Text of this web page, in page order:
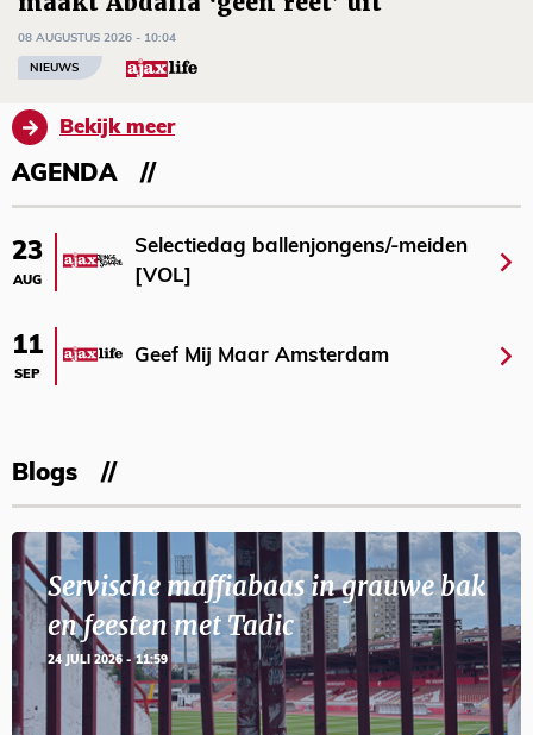
08 AUGUSTUS 2026 - 10:04
NIEUWS
Bekijk meer
AGENDA
23
AUG
Selectiedag ballenjongens/-meiden
[VOL]
11
SEP
Geef Mij Maar Amsterdam
Blogs
Servische maffiabaas in grauwe bak
en feesten met Tadic
24 JULI 2026 - 11:59